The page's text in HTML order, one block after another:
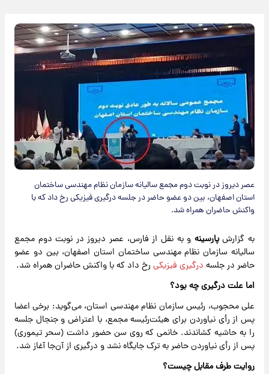
عصر دیروز در نوبت دوم مجمع سالیانه سازمان نظام مهندسی ساختمان
استان اصفهان، بین دو عضو حاضر در جلسه درگیری فیزیکی رخ داد که با
واکنش حاضران همراه شد.
به گزارشپارسینه و به نقل از فارس، عصر دیروز در نوبت دوم مجمع
سالیانه سازمان نظام مهندسی ساختمان استان اصفهان، بین دو عضو
حاضر در جلسه درگیری فیزیکی رخ داد که با واکنش حاضران همراه شد.
اما علت درگیری چه بود؟
علی محجوب، رئیس سازمان نظام مهندسی استان، می‌گوید: برخی اعضا
پس از رأی نیاوردن برای هیئت‌رئیسه مجمع، با اعتراض و جنجال جلسه
را به حاشیه کشاندند. خانمی که روی سن حضور داشت (سحر تیموری)
پس از رأی نیاوردن حاضر به ترک جایگاه نشد و درگیری از آن‌جا آغاز شد.
روایت طرف مقابل چیست؟